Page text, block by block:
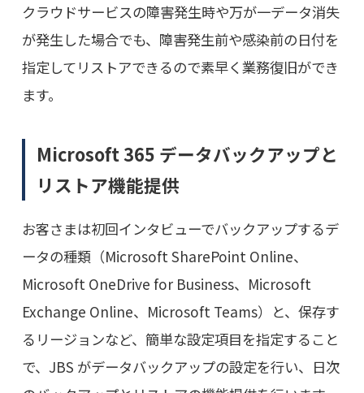
クラウドサービスの障害発生時や万が一データ消失
が発生した場合でも、障害発生前や感染前の日付を
指定してリストアできるので素早く業務復旧ができ
ます。
Microsoft 365 データバックアップと
リストア機能提供
お客さまは初回インタビューでバックアップするデ
ータの種類（Microsoft SharePoint Online、
Microsoft OneDrive for Business、Microsoft
Exchange Online、Microsoft Teams）と、保存す
るリージョンなど、簡単な設定項目を指定すること
で、JBS がデータバックアップの設定を行い、日次